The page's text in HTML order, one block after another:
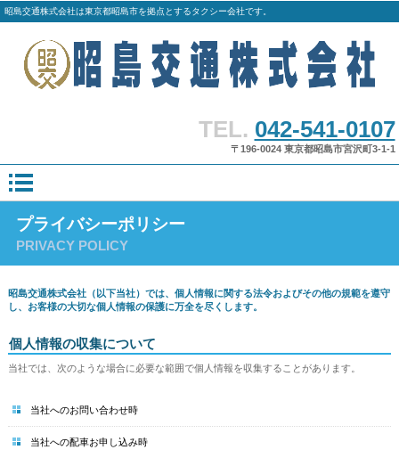
昭島交通株式会社は東京都昭島市を拠点とするタクシー会社です。
TEL. 042-541-0107
〒196-0024 東京都昭島市宮沢町3-1-1
プライバシーポリシー
PRIVACY POLICY
昭島交通株式会社（以下当社）では、個人情報に関する法令およびその他の規範を遵守
し、お客様の大切な個人情報の保護に万全を尽くします。
個人情報の収集について
当社では、次のような場合に必要な範囲で個人情報を収集することがあります。
当社へのお問い合わせ時
当社への配車お申し込み時